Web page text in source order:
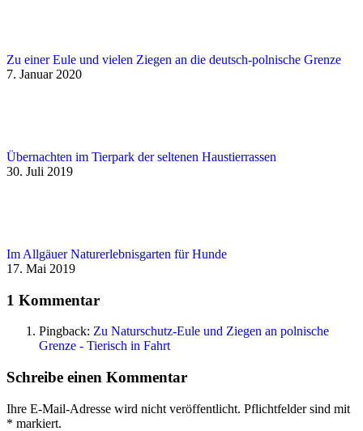
Zu einer Eule und vielen Ziegen an die deutsch-polnische Grenze
7. Januar 2020
Übernachten im Tierpark der seltenen Haustierrassen
30. Juli 2019
Im Allgäuer Naturerlebnisgarten für Hunde
17. Mai 2019
1 Kommentar
Pingback: Zu Naturschutz-Eule und Ziegen an polnische
Grenze - Tierisch in Fahrt
Schreibe einen Kommentar
Ihre E-Mail-Adresse wird nicht veröffentlicht. Pflichtfelder sind mit
* markiert.